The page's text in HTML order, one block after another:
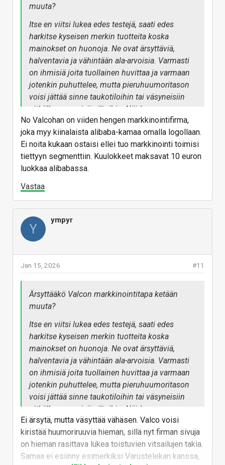
muuta?
Itse en viitsi lukea edes testejä, saati edes
harkitse kyseisen merkin tuotteita koska
mainokset on huonoja. Ne ovat ärsyttäviä,
halventavia ja vähintään ala-arvoisia. Varmasti
on ihmisiä joita tuollainen huvittaa ja varmaan
jotenkin puhuttelee, mutta pieruhuumoritason
voisi jättää sinne taukotiloihin tai väsyneisiin
pitkälle venyneisiin iltoihin. Näiden
kuulokkeiden esittelysivulla näyttää seisovan
"Parhaat vastamelukuulokkeet, joihin sinulla on
varaa!"
No Valcohan on viiden hengen markkinointifirma,
joka myy kiinalaista alibaba-kamaa omalla logollaan.
Ei noita kukaan ostaisi ellei tuo markkinointi toimisi
tiettyyn segmenttiin. Kuulokkeet maksavat 10 euron
luokkaa alibabassa.
Vastaa
Y
ympyr
#11
Jan 15, 2026
Ärsyttääkö Valcon markkinointitapa ketään
muuta?
Itse en viitsi lukea edes testejä, saati edes
harkitse kyseisen merkin tuotteita koska
mainokset on huonoja. Ne ovat ärsyttäviä,
halventavia ja vähintään ala-arvoisia. Varmasti
on ihmisiä joita tuollainen huvittaa ja varmaan
jotenkin puhuttelee, mutta pieruhuumoritason
voisi jättää sinne taukotiloihin tai väsyneisiin
pitkälle venyneisiin iltoihin. Näiden
kuulokkeiden esittelysivulla näyttää seisovan
"Parhaat vastamelukuulokkeet, joihin sinulla on
varaa!"
Ei ärsytä, mutta väsyttää vähäsen. Valco voisi
kiristää huumoriruuvia hieman, sillä nyt firman sivuja
on hieman rasittava lukea toistuvien vitsailujen takia.
Samaa ei esiinny esimerkiksi Varustelekan kanssa,